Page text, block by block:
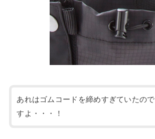
あれはゴムコードを締めすぎていたので
すよ・・・！